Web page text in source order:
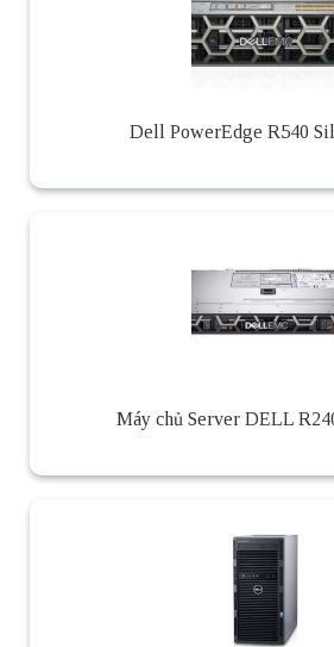
Dell PowerEdge R540
Máy chủ Server DELL